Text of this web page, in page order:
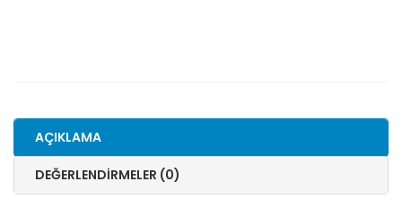
AÇIKLAMA
DEĞERLENDIRMELER (0)